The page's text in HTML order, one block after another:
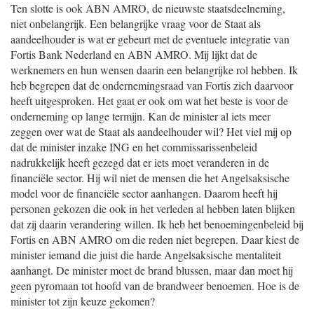
Ten slotte is ook ABN AMRO, de nieuwste staatsdeelneming,
niet onbelangrijk. Een belangrijke vraag voor de Staat als
aandeelhouder is wat er gebeurt met de eventuele integratie van
Fortis Bank Nederland en ABN AMRO. Mij lijkt dat de
werknemers en hun wensen daarin een belangrijke rol hebben. Ik
heb begrepen dat de ondernemingsraad van Fortis zich daarvoor
heeft uitgesproken. Het gaat er ook om wat het beste is voor de
onderneming op lange termijn. Kan de minister al iets meer
zeggen over wat de Staat als aandeelhouder wil? Het viel mij op
dat de minister inzake ING en het commissarissenbeleid
nadrukkelijk heeft gezegd dat er iets moet veranderen in de
financiële sector. Hij wil niet de mensen die het Angelsaksische
model voor de financiële sector aanhangen. Daarom heeft hij
personen gekozen die ook in het verleden al hebben laten blijken
dat zij daarin verandering willen. Ik heb het benoemingenbeleid bij
Fortis en ABN AMRO om die reden niet begrepen. Daar kiest de
minister iemand die juist die harde Angelsaksische mentaliteit
aanhangt. De minister moet de brand blussen, maar dan moet hij
geen pyromaan tot hoofd van de brandweer benoemen. Hoe is de
minister tot zijn keuze gekomen?